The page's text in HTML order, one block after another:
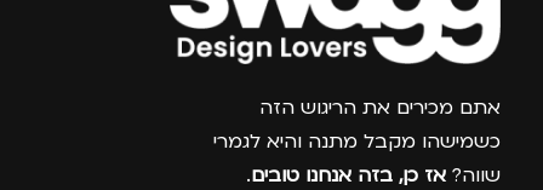
צרפו אותי למועדון
אתם מכירים את הריגוש הזה
כשמישהו מקבל מתנה והיא לגמרי
שווה? אז כן, בזה אנחנו טובים.